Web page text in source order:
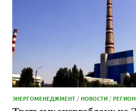
ЭНЕРГОМЕНЕДЖМЕНТ /НОВОСТИ /